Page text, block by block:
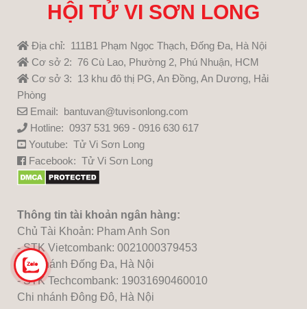
HỘI TỬ VI SƠN LONG
Địa chỉ: 111B1 Phạm Ngọc Thạch, Đống Đa, Hà Nội
Cơ sở 2: 76 Cù Lao, Phường 2, Phú Nhuận, HCM
Cơ sở 3: 13 khu đô thị PG, An Đồng, An Dương, Hải
Phòng
Email: bantuvan@tuvisonlong.com
Hotline: 0937 531 969 - 0916 630 617
Youtube: Tử Vi Sơn Long
Facebook: Tử Vi Sơn Long
Thông tin tài khoản ngân hàng:
Chủ Tài Khoản: Pham Anh Son
- STK Vietcombank: 0021000379453
Chi nhánh Đống Đa, Hà Nội
- STK Techcombank: 19031690460010
Chi nhánh Đông Đô, Hà Nội